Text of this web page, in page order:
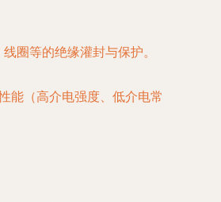
圈等的绝缘灌封与保护。
能（高介电强度、低介电常